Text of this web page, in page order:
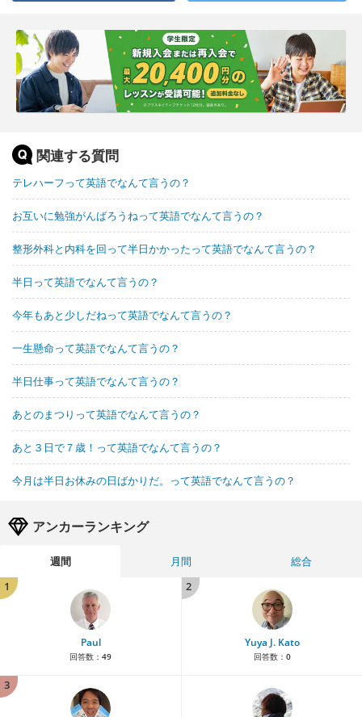
関連する質問
テレハーフって英語でなんて言うの？
お互いに勉強がんばろうねって英語でなんて言うの？
整形外科と内科を回って半日かかったって英語でなんて言うの？
半日って英語でなんて言うの？
今年もあと少しだねって英語でなんて言うの？
一生懸命って英語でなんて言うの？
半日仕事って英語でなんて言うの？
あとのまつりって英語でなんて言うの？
あと３日で７歳！って英語でなんて言うの？
今月は半日お休みの日ばかりだ。って英語でなんて言うの？
アンカーランキング
週間 月間
総合
1
Paul
回答数： 49
2
Yuya J. Kato
回答数： 0
3